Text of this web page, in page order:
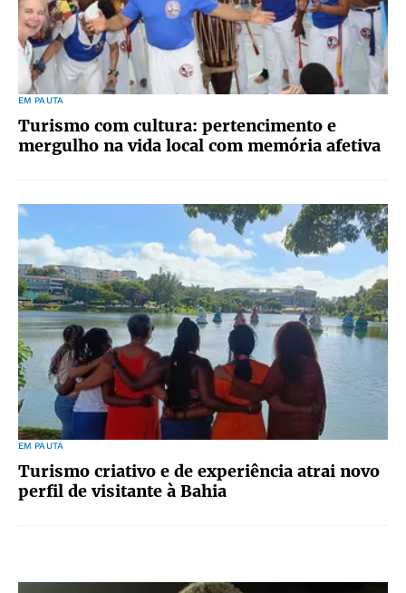
EM PAUTA
Turismo com cultura: pertencimento e
mergulho na vida local com memória afetiva
EM PAUTA
Turismo criativo e de experiência atrai novo
perfil de visitante à Bahia